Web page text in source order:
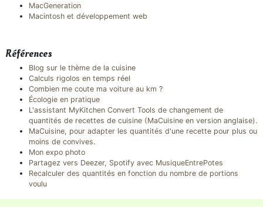
MacGeneration
Macintosh et développement web
Références
Blog sur le thème de la cuisine
Calculs rigolos en temps réel
Combien me coute ma voiture au km ?
Écologie en pratique
L'assistant MyKitchen Convert Tools de changement de
quantités de recettes de cuisine (MaCuisine en version anglaise).
MaCuisine, pour adapter les quantités d'une recette pour plus ou
moins de convives.
Mon expo photo
Partagez vers Deezer, Spotify avec MusiqueEntrePotes
Recalculer des quantités en fonction du nombre de portions
voulu